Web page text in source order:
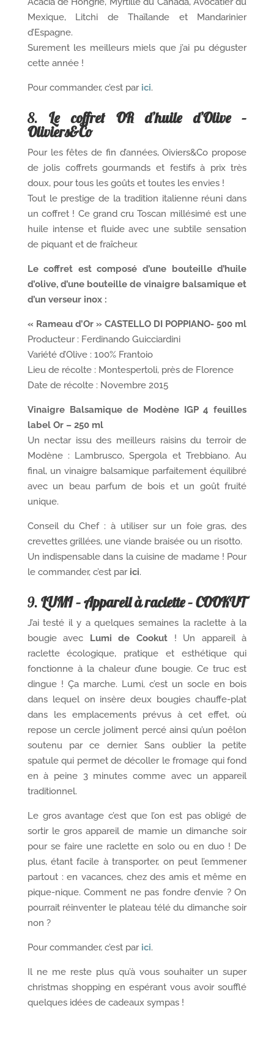
Mexique, Litchi de Thaïlande et Mandarinier
d’Espagne.
Surement les meilleurs miels que j’ai pu déguster
cette année !
Pour commander, c’est par ici.
8.Le coffret OR d’huile d’Olive –
Oliviers&Co
Pour les fêtes de fin d’années, Oiviers&Co propose
de jolis coffrets gourmands et festifs à prix très
doux, pour tous les goûts et toutes les envies !
Tout le prestige de la tradition italienne réuni dans
un coffret ! Ce grand cru Toscan millésimé est une
huile intense et fluide avec une subtile sensation
de piquant et de fraîcheur.
Le coffret est composé d’une bouteille d’huile
d’olive, d’une bouteille de vinaigre balsamique et
d’un verseur inox :
« Rameau d’Or » CASTELLO DI POPPIANO- 500 ml
Producteur : Ferdinando Guicciardini
Variété d’Olive : 100% Frantoio
Lieu de récolte : Montespertoli, près de Florence
Date de récolte : Novembre 2015
Vinaigre Balsamique de Modène IGP 4 feuilles
label Or – 250 ml
Un nectar issu des meilleurs raisins du terroir de
Modène : Lambrusco, Spergola et Trebbiano. Au
final, un vinaigre balsamique parfaitement équilibré
avec un beau parfum de bois et un goût fruité
unique.
Conseil du Chef : à utiliser sur un foie gras, des
crevettes grillées, une viande braisée ou un risotto.
Un indispensable dans la cuisine de madame ! Pour
le commander, c’est par ici.
9. LUMI – Appareil à raclette – COOKUT
J’ai testé il y a quelques semaines la raclette à la
bougie avec Lumi de Cookut ! Un appareil à
raclette écologique, pratique et esthétique qui
fonctionne à la chaleur d’une bougie. Ce truc est
dingue ! Ça marche. Lumi, c’est un socle en bois
dans lequel on insère deux bougies chauffe-plat
dans les emplacements prévus à cet effet, où
repose un cercle joliment percé ainsi qu’un poêlon
soutenu par ce dernier. Sans oublier la petite
spatule qui permet de décoller le fromage qui fond
en à peine 3 minutes comme avec un appareil
traditionnel.
Le gros avantage c’est que l’on est pas obligé de
sortir le gros appareil de mamie un dimanche soir
pour se faire une raclette en solo ou en duo ! De
plus, étant facile à transporter, on peut l’emmener
partout : en vacances, chez des amis et même en
pique-nique. Comment ne pas fondre d’envie ? On
pourrait réinventer le plateau télé du dimanche soir
non ?
Pour commander, c’est par ici.
Il ne me reste plus qu’à vous souhaiter un super
christmas shopping en espérant vous avoir soufflé
quelques idées de cadeaux sympas !